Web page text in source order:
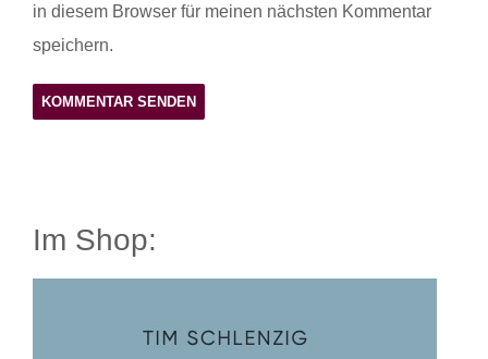
in diesem Browser für meinen nächsten Kommentar
speichern.
Im Shop: